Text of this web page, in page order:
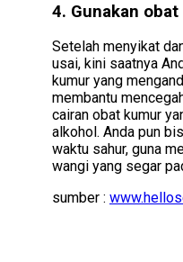
4. Gunakan
Setelah menyikat
usai, kini saatnya
kumur yang
membantu
cairan obat kumur
alkohol. Anda pun
waktu sahur, guna
wangi yang segar
sumber :